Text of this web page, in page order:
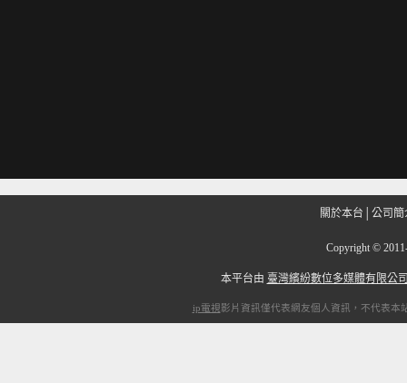
關於本台 公司簡
Copyright ©
本平台由 臺灣繽紛數位多媒體有限公
ip電視影片資訊僅代表網友個人資訊，不代表本